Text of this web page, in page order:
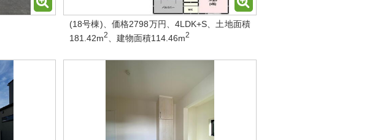
(18号棟)、価格2798万円、4LDK+S、土地面積
181.42m2 、建物面積114.46m2